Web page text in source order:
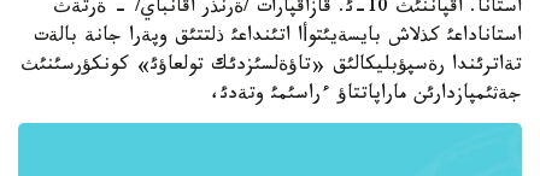
استانا. اقپاننئث 10-ئ. قازاقپارات /ةرنذر اقانباي/ - ةرتةث
استاناداعئ كذلاش بايسةيئتوأا اتئنداعئ ذلتتئق وپةرا جانة بالةت
تةاترئندا رةسپؤبليكالئق «تاؤةلسئزدئك تولعاؤئ» كونكؤرسئنئث
جةثئمپازدارئن ماراپاتتاؤ ءراسئمئ وتةدئ،